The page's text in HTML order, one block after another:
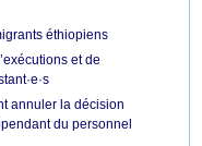
éthiopiens
et de
annuler la décision
du personnel